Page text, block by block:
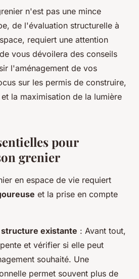
n'est pas une mince
de l'évaluation structurelle à
requiert une attention
vous dévoilera des conseils
l'aménagement de vos
sur les permis de construire,
la maximisation de la lumière
pour
grenier
en espace de vie requiert
et la prise en compte
structure existante : Avant tout,
et vérifier si elle peut
souhaité. Une
permet souvent plus de